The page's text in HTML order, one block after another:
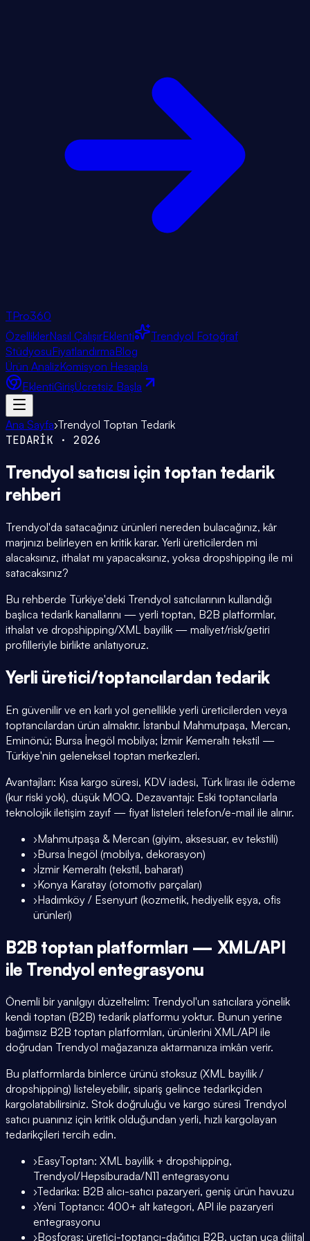
TPro360
ÖzelliklerNasıl ÇalışırEklenti
Trendyol Fotoğraf
StüdyosuFiyatlandırmaBlog
Ürün AnalizKomisyon Hesapla
EklentiGirişÜcretsiz Başla
Ana Sayfa›Trendyol Toptan Tedarik
TEDARİK · 2026
Trendyol satıcısı için toptan tedarik
rehberi
Trendyol'da satacağınız ürünleri nereden bulacağınız, kâr
marjınızı belirleyen en kritik karar. Yerli üreticilerden mi
alacaksınız, ithalat mı yapacaksınız, yoksa dropshipping ile mi
satacaksınız?
Bu rehberde Türkiye'deki Trendyol satıcılarının kullandığı
başlıca tedarik kanallarını — yerli toptan, B2B platformlar,
ithalat ve dropshipping/XML bayilik — maliyet/risk/getiri
profilleriyle birlikte anlatıyoruz.
Yerli üretici/toptancılardan tedarik
En güvenilir ve en karlı yol genellikle yerli üreticilerden veya
toptancılardan ürün almaktır. İstanbul Mahmutpaşa, Mercan,
Eminönü; Bursa İnegöl mobilya; İzmir Kemeraltı tekstil —
Türkiye'nin geleneksel toptan merkezleri.
Avantajları: Kısa kargo süresi, KDV iadesi, Türk lirası ile ödeme
(kur riski yok), düşük MOQ. Dezavantajı: Eski toptancılarla
teknolojik iletişim zayıf — fiyat listeleri telefon/e-mail ile alınır.
›Mahmutpaşa & Mercan (giyim, aksesuar, ev tekstili)
›Bursa İnegöl (mobilya, dekorasyon)
›İzmir Kemeraltı (tekstil, baharat)
›Konya Karatay (otomotiv parçaları)
›Hadımköy / Esenyurt (kozmetik, hediyelik eşya, ofis
ürünleri)
B2B toptan platformları — XML/API
ile Trendyol entegrasyonu
Önemli bir yanılgıyı düzeltelim: Trendyol'un satıcılara yönelik
kendi toptan (B2B) tedarik platformu yoktur. Bunun yerine
bağımsız B2B toptan platformları, ürünlerini XML/API ile
doğrudan Trendyol mağazanıza aktarmanıza imkân verir.
Bu platformlarda binlerce ürünü stoksuz (XML bayilik /
dropshipping) listeleyebilir, sipariş gelince tedarikçiden
kargolatabilirsiniz. Stok doğruluğu ve kargo süresi Trendyol
satıcı puanınız için kritik olduğundan yerli, hızlı kargolayan
tedarikçileri tercih edin.
›EasyToptan: XML bayilik + dropshipping,
Trendyol/Hepsiburada/N11 entegrasyonu
›Tedarika: B2B alıcı-satıcı pazaryeri, geniş ürün havuzu
›Yeni Toptancı: 400+ alt kategori, API ile pazaryeri
entegrasyonu
›Bosforas: üretici-toptancı-dağıtıcı B2B, uçtan uca dijital